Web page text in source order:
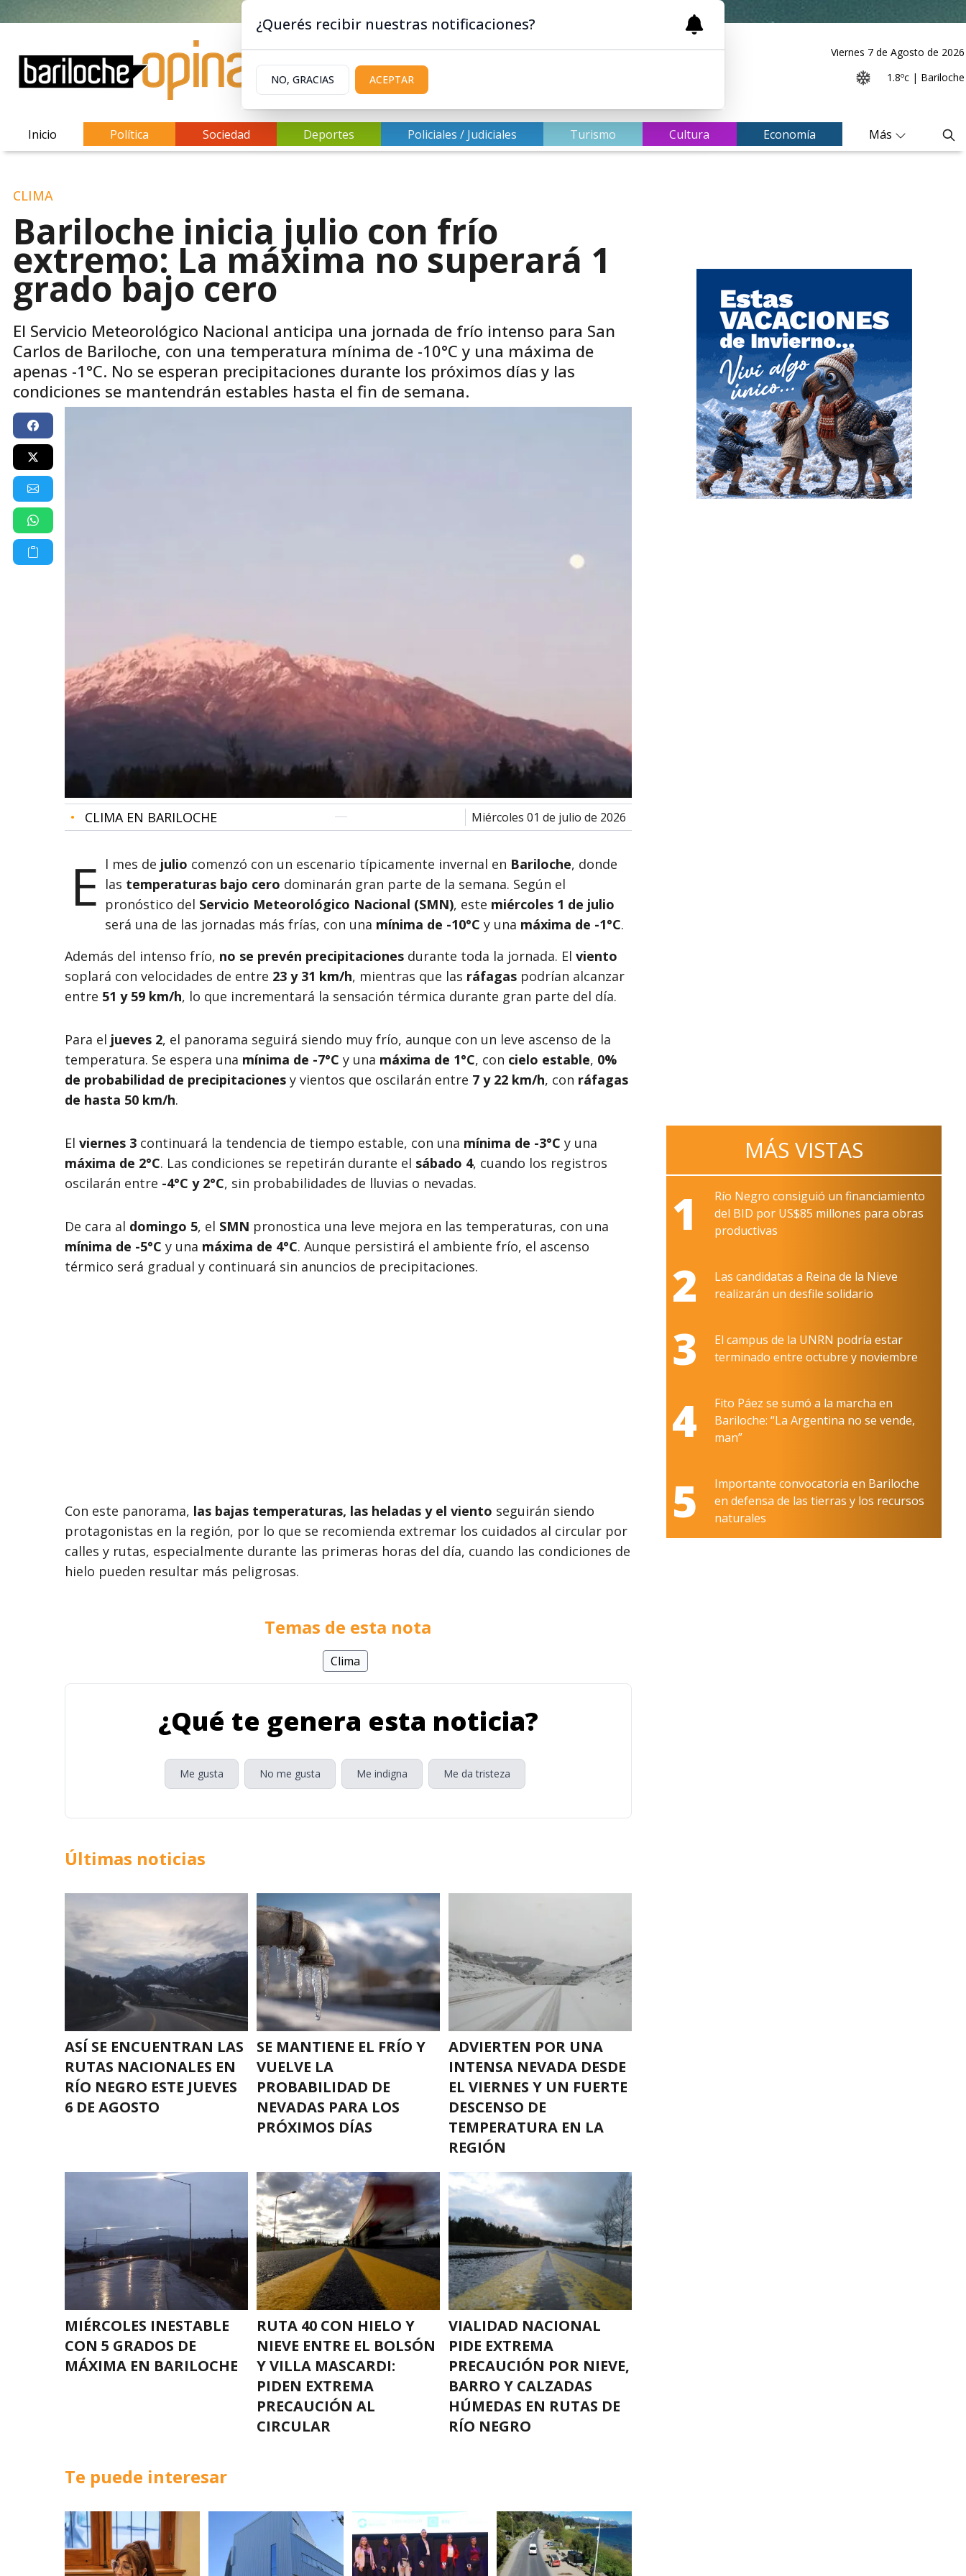
Viernes 7 de Agosto de 2026
1.8ºc | Bariloche
Inicio Política Sociedad Deportes Policiales / Judiciales Turismo Cultura Economía Más
CLIMA
Bariloche inicia julio con frío
extremo: La máxima no superará 1
grado bajo cero
El Servicio Meteorológico Nacional anticipa una jornada de frío intenso para San
Carlos de Bariloche, con una temperatura mínima de -10°C y una máxima de
apenas -1°C. No se esperan precipitaciones durante los próximos días y las
condiciones se mantendrán estables hasta el fin de semana.
• CLIMA EN BARILOCHE miércoles 01 de julio de 2026
E l mes de julio comenzó con un escenario típicamente invernal en Bariloche, donde
las temperaturas bajo cero dominarán gran parte de la semana. Según el
pronóstico del Servicio Meteorológico Nacional (SMN), este miércoles 1 de julio
será una de las jornadas más frías, con una mínima de -10°C y una máxima de -1°C.
Además del intenso frío, no se prevén precipitacionesdurante toda la jornada. El viento
soplará con velocidades de entre 23 y 31 km/h, mientras que las ráfagaspodrían alcanzar
entre 51 y 59 km/h, lo que incrementará la sensación térmica durante gran parte del día.
Para el jueves 2, el panorama seguirá siendo muy frío, aunque con un leve ascenso de la
temperatura. Se espera una mínima de -7°C y una máxima de 1°C, con cielo estable, 0%
de probabilidad de precipitacionesy vientos que oscilarán entre 7 y 22 km/h, con ráfagas
de hasta 50 km/h.
El viernes 3continuará la tendencia de tiempo estable, con una mínima de -3°C y una
máxima de 2°C. Las condiciones se repetirán durante el sábado 4, cuando los registros
oscilarán entre -4°C y 2°C, sin probabilidades de lluvias o nevadas.
De cara al domingo 5, el SMN pronostica una leve mejora en las temperaturas, con una
mínima de -5°C y una máxima de 4°C. Aunque persistirá el ambiente frío, el ascenso
térmico será gradual y continuará sin anuncios de precipitaciones.
Con este panorama, las bajas temperaturas, las heladas y el viento seguirán siendo
protagonistas en la región, por lo que se recomienda extremar los cuidados al circular por
calles y rutas, especialmente durante las primeras horas del día, cuando las condiciones de
hielo pueden resultar más peligrosas.
Temas de esta nota
Clima
¿Qué te genera esta noticia?
Me gusta No me gusta Me indigna Me da tristeza
Últimas noticias
ASÍ SE ENCUENTRAN LAS
RUTAS NACIONALES EN
RÍO NEGRO ESTE JUEVES
6 DE AGOSTO
SE MANTIENE EL FRÍO Y
VUELVE LA
PROBABILIDAD DE
NEVADAS PARA LOS
PRÓXIMOS DÍAS
ADVIERTEN POR UNA
INTENSA NEVADA DESDE
EL VIERNES Y UN FUERTE
DESCENSO DE
TEMPERATURA EN LA
REGIÓN
MIÉRCOLES INESTABLE
CON 5 GRADOS DE
MÁXIMA EN BARILOCHE
RUTA 40 CON HIELO Y
NIEVE ENTRE EL BOLSÓN
Y VILLA MASCARDI:
PIDEN EXTREMA
PRECAUCIÓN AL
CIRCULAR
VIALIDAD NACIONAL
PIDE EXTREMA
PRECAUCIÓN POR NIEVE,
BARRO Y CALZADAS
HÚMEDAS EN RUTAS DE
RÍO NEGRO
Te puede interesar
MÁS VISTAS
1
Río Negro consiguió un financiamiento
del BID por US$85 millones para obras
productivas
2
Las candidatas a Reina de la Nieve
realizarán un desfile solidario
3
El campus de la UNRN podría estar
terminado entre octubre y noviembre
4
Fito Páez se sumó a la marcha en
Bariloche: “La Argentina no se vende,
man”
5
Importante convocatoria en Bariloche
en defensa de las tierras y los recursos
naturales
¿Querés recibir nuestras notificaciones?
NO, GRACIAS ACEPTAR